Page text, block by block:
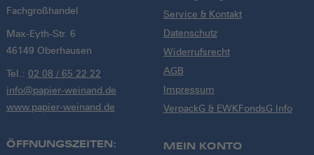
Fachgroßhandel
Max-Eyth-Str. 6
46149 Oberhausen
Tel.: 02 08 / 65 22 22
info@papier-weinand.de
www.papier-weinand.de
ÖFFNUNGSZEITEN:
Service & Kontakt
Datenschutz
Widerrufsrecht
AGB
Impressum
VerpackG & EWKFondsG Info
MEIN KONTO